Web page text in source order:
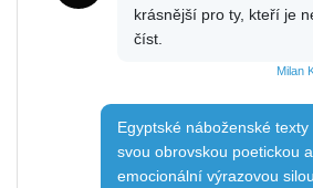
krásnější pro ty, kteří je
číst.
Milan
Egyptské náboženské
svou obrovskou poetickou a
emocionální výrazovou silou.